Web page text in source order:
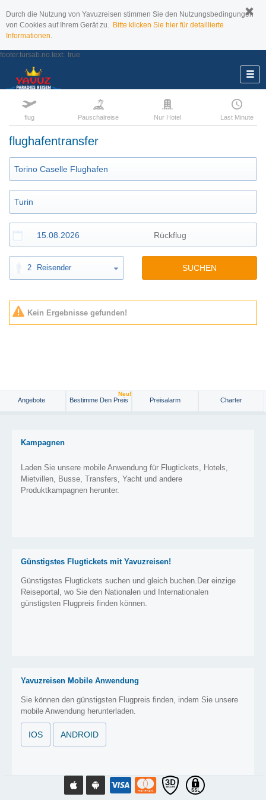
Durch die Nutzung von Yavuzreisen stimmen Sie den Nutzungsbedingungen
von Cookies auf Ihrem Gerät zu. Bitte klicken Sie hier für detaillierte
Informationen.
footer.tursab.no.text: true
flug Pauschalreise Nur Hotel Last Minute
flughafentransfer
2 Reisender SUCHEN
Kein Ergebnisse gefunden!
Angebote Bestimme Den Preis
Neu!
Preisalarm Charter
Kampagnen
Laden Sie unsere mobile Anwendung für Flugtickets, Hotels,
Mietvillen, Busse, Transfers, Yacht und andere
Produktkampagnen herunter.
Günstigstes Flugtickets mit Yavuzreisen!
Günstigstes Flugtickets suchen und gleich buchen.Der einzige
Reiseportal, wo Sie den Nationalen und Internationalen
günstigsten Flugpreis finden können.
Yavuzreisen Mobile Anwendung
Sie können den günstigsten Flugpreis finden, indem Sie unsere
mobile Anwendung herunterladen.
IOS ANDROID